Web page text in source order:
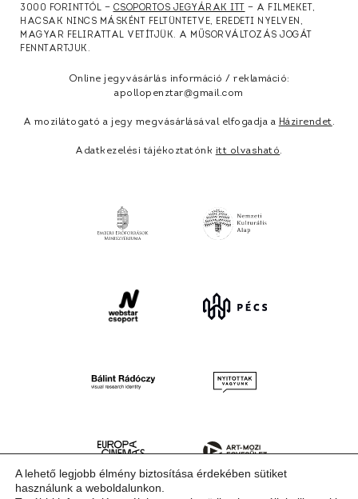
3000 FORINTTÓL — CSOPORTOS JEGYÁRAK ITT
— A FILMEKET,
HACSAK NINCS MÁSKÉNT FELTÜNTETVE, EREDETI NYELVEN,
MAGYAR FELIRATTAL VETÍTJÜK. A MŰSORVÁLTOZÁS JOGÁT
FENNTARTJUK.
Online jegyvásárlás információ / reklamáció:
apollopenztar@gmail.com
A mozilátogató a jegy megvásárlásával elfogadja a Házirendet.
Adatkezelési tájékoztatónk itt olvasható.
A lehető legjobb élmény biztosítása érdekében sütiket
használunk a weboldalunkon.